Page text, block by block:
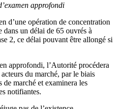
approfondi
d’une opération de concentration
dans un délai de 65 ouvrés à
2, ce délai pouvant être allongé si
approfondi, l’Autorité procédera
du marché, par le biais
de marché et examinera les
notifiantes.